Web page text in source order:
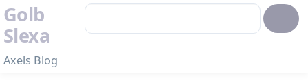
Golb
Slexa
Axels Blog